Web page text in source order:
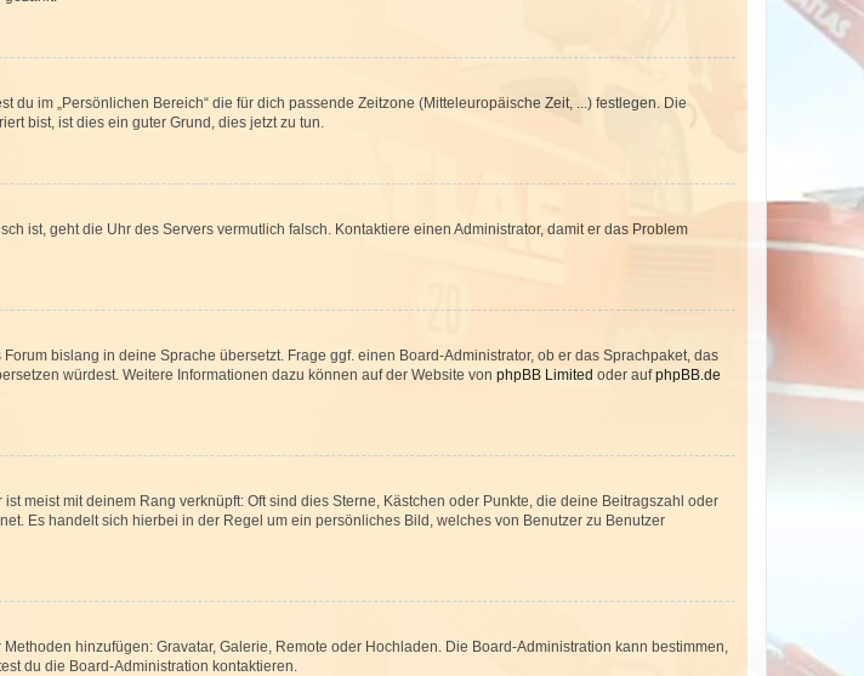
im „Persönlichen Bereich“ die für dich passende Zeitzone (Mitteleuropäische Zeit, ...) festlegen. Die
bist, ist dies ein guter Grund, dies jetzt zu tun.
ist, geht die Uhr des Servers vermutlich falsch. Kontaktiere einen Administrator, damit er das Problem
bislang in deine Sprache übersetzt. Frage ggf. einen Board-Administrator, ob er das Sprachpaket, das
würdest. Weitere Informationen dazu können auf der Website von phpBB Limited oder aufphpBB.de
meist mit deinem Rang verknüpft: Oft sind dies Sterne, Kästchen oder Punkte, die deine Beitragszahl oder
Es handelt sich hierbei in der Regel um ein persönliches Bild, welches von Benutzer zu Benutzer
hinzufügen: Gravatar, Galerie, Remote oder Hochladen. Die Board-Administration kann bestimmen,
du die Board-Administration kontaktieren.